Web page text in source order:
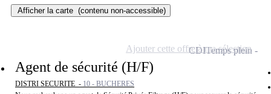
Afficher la carte (contenu non-accessible)
Agent de sécurité (H/F)
DISTRI SECURITE - 10 - BUCHERES
CDITemps plein
Ajouter cette offre à ma sélection